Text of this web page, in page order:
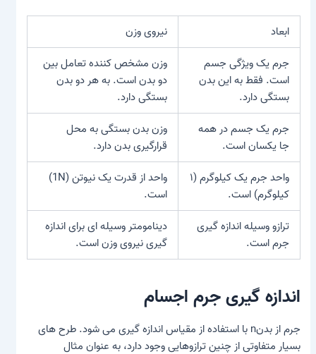
ابعاد
نیروی وزن
جرم یک ویژگی جسم
است. فقط به این بدن
بستگی دارد.
وزن مشخص کننده تعامل بین
دو بدن است. به هر دو بدن
بستگی دارد.
جرم یک جسم در همه
جا یکسان است.
وزن بدن بستگی به محل
قرارگیری بدن دارد.
واحد جرم یک کیلوگرم (۱
کیلوگرم) است.
واحد از قدرت
یک نیوتن (1N)
است.
ترازو وسیله اندازه گیری
جرم است.
دینامومتر وسیله ای برای اندازه
گیری نیروی وزن است.
اندازه گیری جرم اجسام
جرم ازبدن n با استفاده از مقیاس اندازه گیری می شود. طرح های
بسیار متفاوتی از چنین ترازوهایی وجود دارد، به عنوان مثال